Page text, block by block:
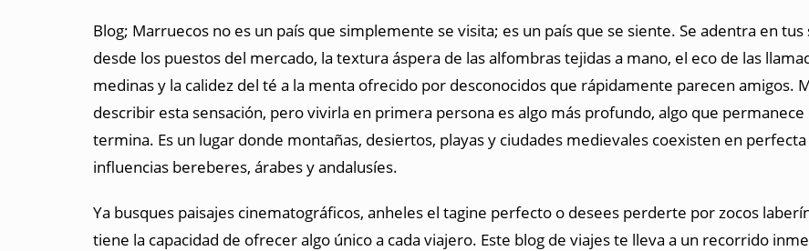
Blog; Marruecos no es un país que simplemente se visita; es un país que se siente. Se adentra en
desde los puestos del mercado, la textura áspera de las alfombras tejidas a mano, el eco de las
medinas y la calidez del té a la menta ofrecido por desconocidos que rápidamente parecen amigos.
describir esta sensación, pero vivirla en primera persona es algo más profundo, algo que
termina. Es un lugar donde montañas, desiertos, playas y ciudades medievales coexisten en
influencias bereberes, árabes y andalusíes.
Ya busques paisajes cinematográficos, anheles el tagine perfecto o desees perderte por zocos
tiene la capacidad de ofrecer algo único a cada viajero. Este blog de viajes te lleva a un recorrido